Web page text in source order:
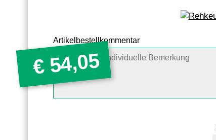
€54,05
Artikelbestellkommentar